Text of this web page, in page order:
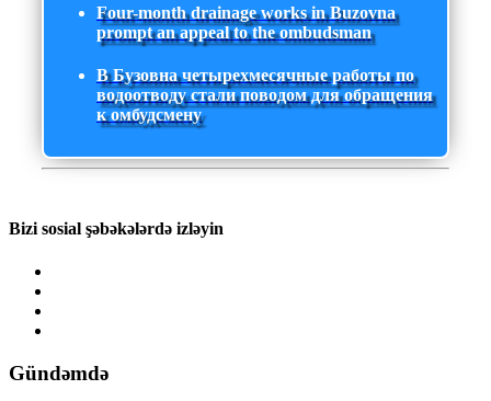
Four-month drainage works in Buzovna
prompt an appeal to the ombudsman
В Бузовна четырехмесячные работы по
водоотводу стали поводом для обращения
к омбудсмену
Bizi sosial şəbəkələrdə izləyin
Gündəmdə